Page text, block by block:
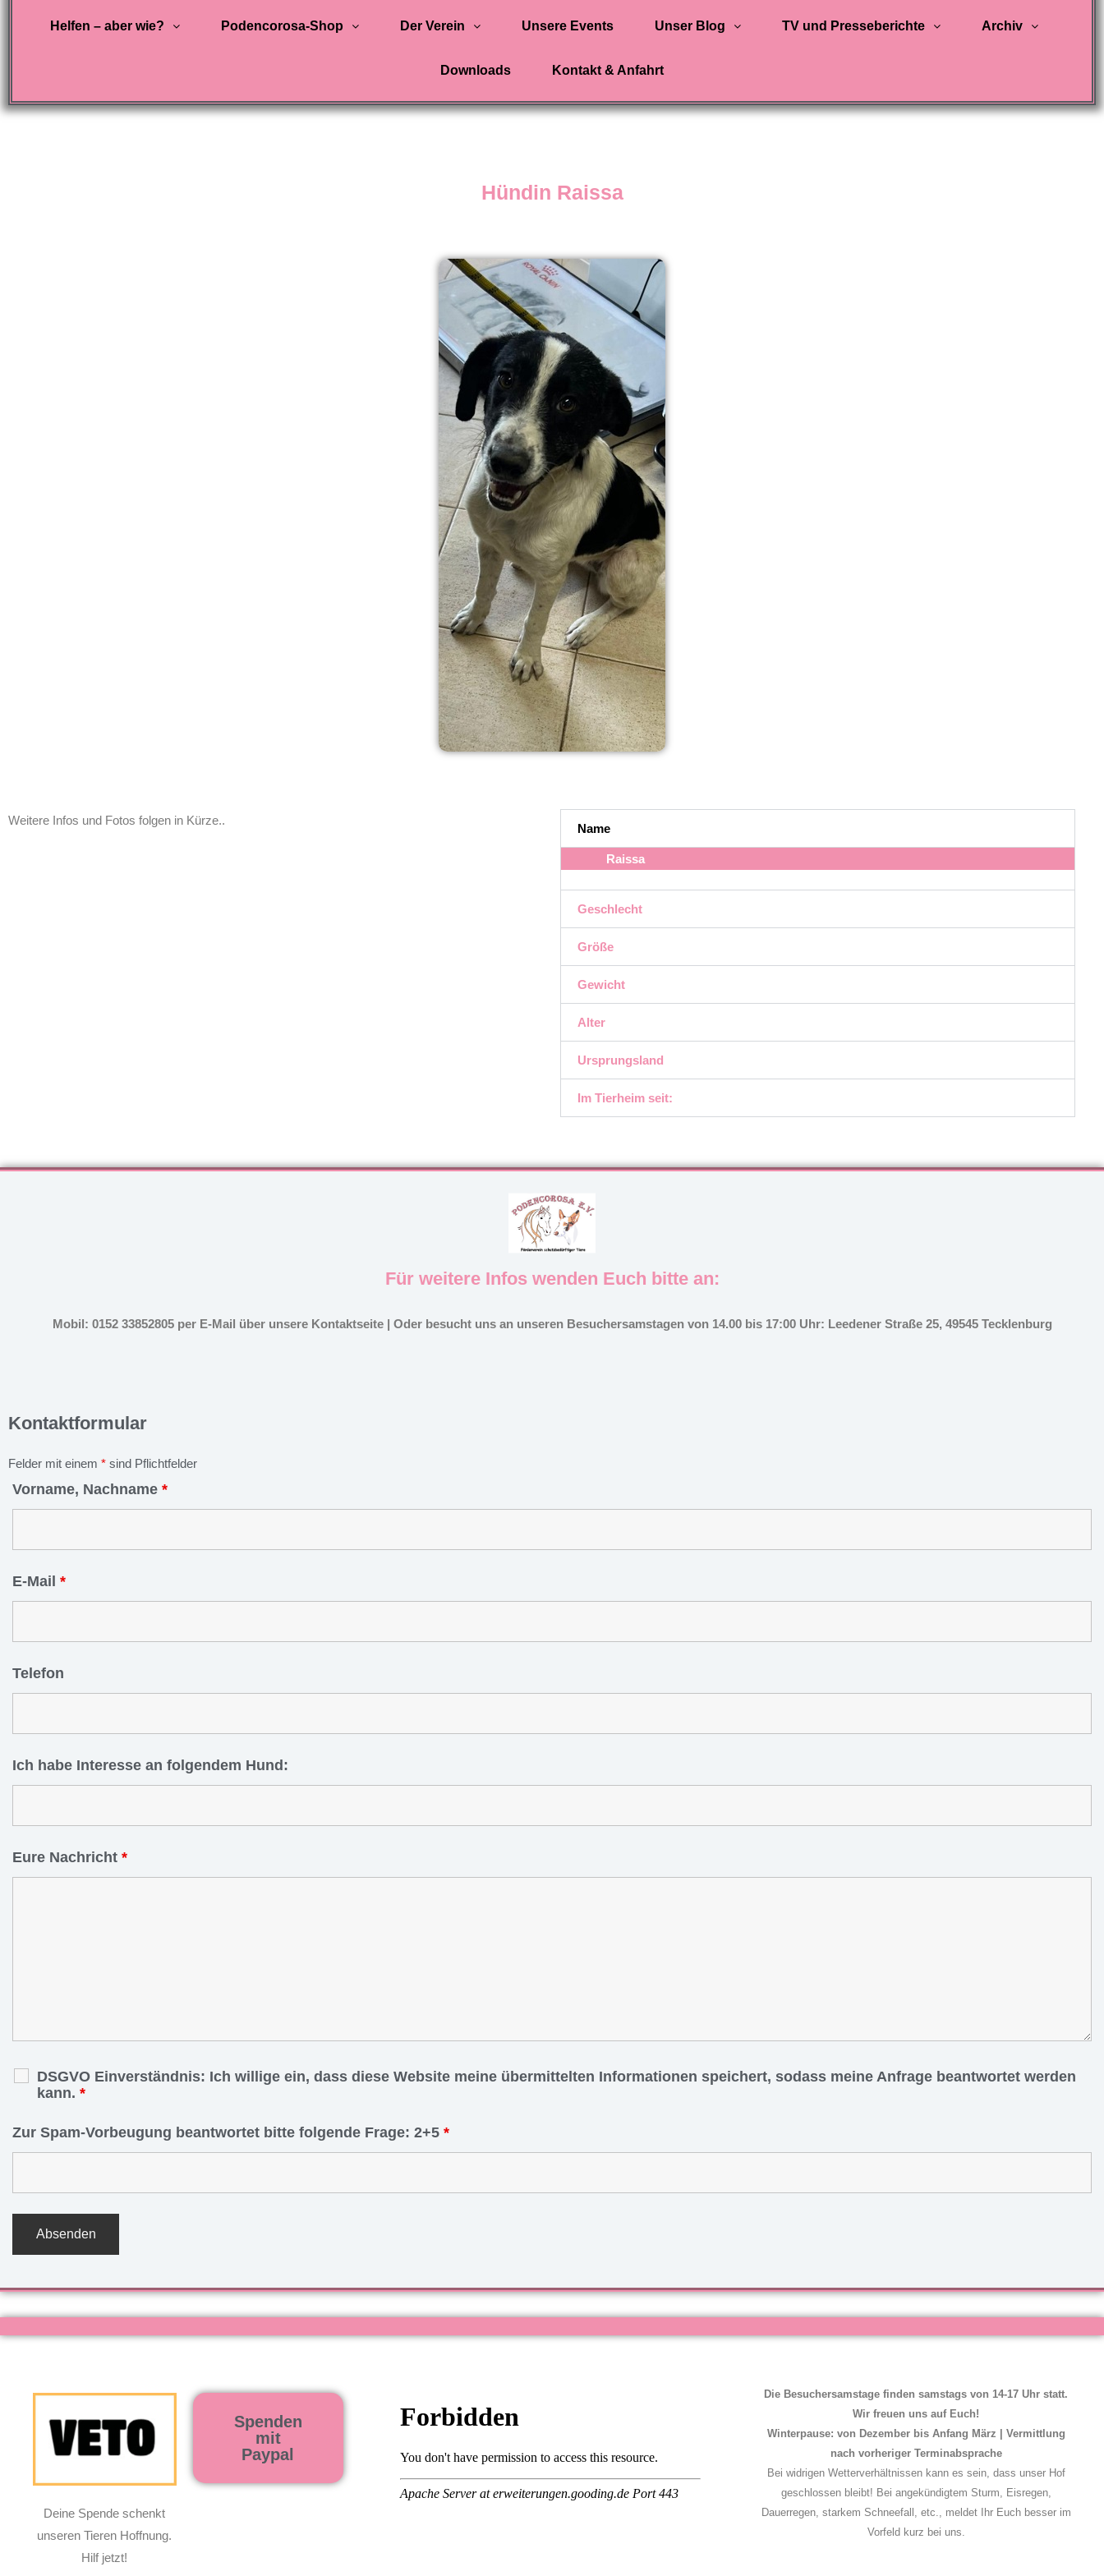
Helfen – aber wie? Podencorosa-Shop Der Verein Unsere Events Unser Blog TV und Presseberichte Archiv
Downloads Kontakt & Anfahrt
Hündin Raissa
Weitere Infos und Fotos folgen in Kürze..
Name
Raissa
Geschlecht
Größe
Gewicht
Alter
Ursprungsland
Im Tierheim seit:
Für weitere Infos wenden Euch bitte an:
Mobil: 0152 33852805 per E-Mail über unsere Kontaktseite | Oder besucht uns an unseren Besuchersamstagen von 14.00 bis 17:00 Uhr: Leedener Straße 25, 49545 Tecklenburg
Kontaktformular
Felder mit einem * sind Pflichtfelder
Vorname, Nachname *
E-Mail *
Telefon
Ich habe Interesse an folgendem Hund:
Eure Nachricht *
DSGVO Einverständnis: Ich willige ein, dass diese Website meine übermittelten Informationen speichert, sodass meine Anfrage beantwortet werden
kann. *
Zur Spam-Vorbeugung beantwortet bitte folgende Frage: 2+5 *
Deine Spende schenkt
unseren Tieren Hoffnung.
Hilf jetzt!
Spenden
mit
Paypal
Die Besuchersamstage finden samstags von 14-17 Uhr statt.
Wir freuen uns auf Euch!
Winterpause: von Dezember bis Anfang März | Vermittlung
nach vorheriger Terminabsprache
Bei widrigen Wetterverhältnissen kann es sein, dass unser Hof
geschlossen bleibt! Bei angekündigtem Sturm, Eisregen,
Dauerregen, starkem Schneefall, etc., meldet Ihr Euch besser im
Vorfeld kurz bei uns.